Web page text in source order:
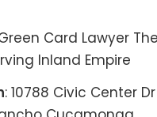
Card Lawyer
Inland Empire
: 10788 Civic Center